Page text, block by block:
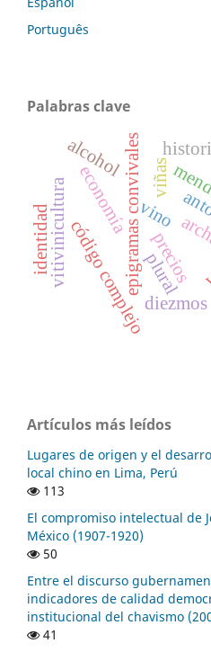
Português
Palabras clave
epigramas convivalesvino
código complejoplural
precios
economía
vitivinicultura
diezmos
viñas
alcohol
identidad
Artículos más leídos
Lugares de origen y el
local chino en Lima, Perú
113
El compromiso intelectual de
México (1907-1920)
50
Entre el discurso
indicadores de calidad
institucional del chavismo
41